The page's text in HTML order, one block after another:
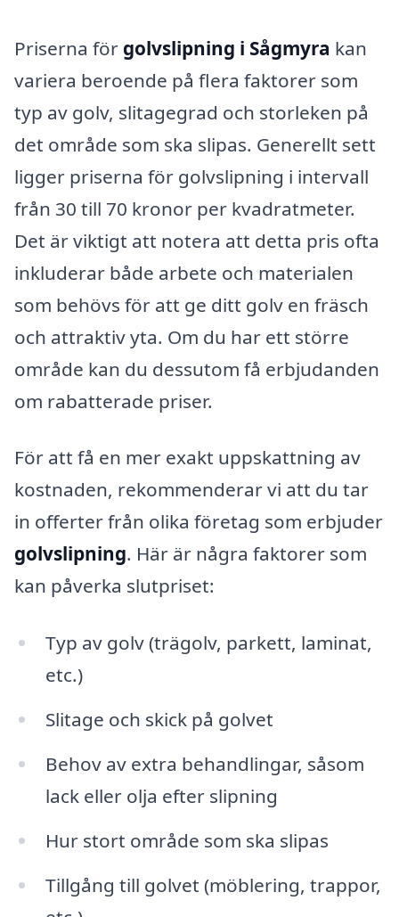
Priserna för golvslipning i Sågmyra kan
variera beroende på flera faktorer som
typ av golv, slitagegrad och storleken på
det område som ska slipas. Generellt sett
ligger priserna för golvslipning i intervall
från 30 till 70 kronor per kvadratmeter.
Det är viktigt att notera att detta pris ofta
inkluderar både arbete och materialen
som behövs för att ge ditt golv en fräsch
och attraktiv yta. Om du har ett större
område kan du dessutom få erbjudanden
om rabatterade priser.
För att få en mer exakt uppskattning av
kostnaden, rekommenderar vi att du tar
in offerter från olika företag som erbjuder
golvslipning. Här är några faktorer som
kan påverka slutpriset:
Typ av golv (trägolv, parkett, laminat,
etc.)
Slitage och skick på golvet
Behov av extra behandlingar, såsom
lack eller olja efter slipning
Hur stort område som ska slipas
Tillgång till golvet (möblering, trappor,